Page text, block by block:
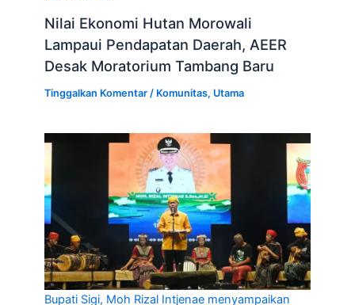
Nilai Ekonomi Hutan Morowali
Lampaui Pendapatan Daerah, AEER
Desak Moratorium Tambang Baru
Tinggalkan Komentar / Komunitas, Utama
Bupati Sigi, Moh Rizal Intjenae menyampaikan